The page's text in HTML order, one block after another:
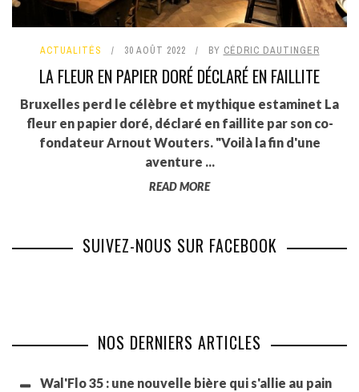
ACTUALITÉS 30 AOÛT 2022 BY CÉDRIC DAUTINGER
LA FLEUR EN PAPIER DORÉ DÉCLARÉ EN FAILLITE
Bruxelles perd le célèbre et mythique estaminet La
fleur en papier doré, déclaré en faillite par son co-
fondateur Arnout Wouters. "Voilà la fin d'une
aventure ...
READ MORE
SUIVEZ-NOUS SUR FACEBOOK
NOS DERNIERS ARTICLES
Wal'Flo 35 : une nouvelle bière qui s'allie au pain